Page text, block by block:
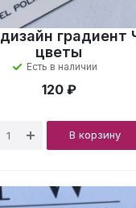
градиент
цветы
Есть в наличии
120 ₽
В корзину